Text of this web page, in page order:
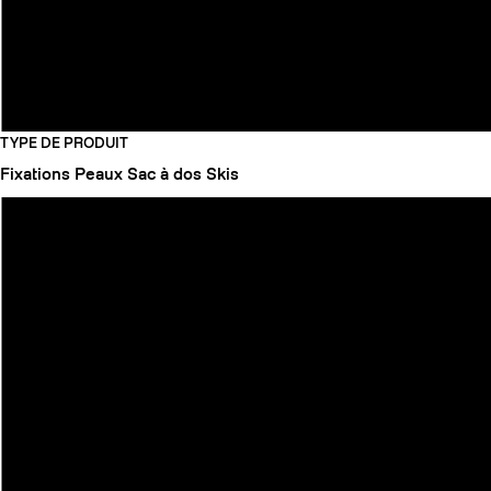
TYPE DE PRODUIT
Fixations Peaux Sac à dos Skis